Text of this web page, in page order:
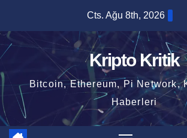
content
Cts. Ağu 8th, 2026
Kripto Kritik
Bitcoin, Ethereum, Pi Network,
Haberleri